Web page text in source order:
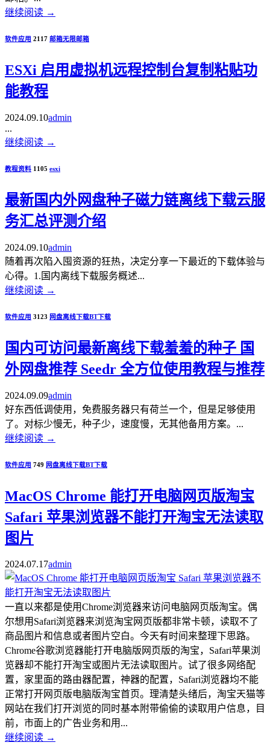
继续阅读 →
软件应用 2117 邮箱无限邮箱
ESXi 启用虚拟机远程控制台复制粘贴功
能教程
2024.09.10admin
...
继续阅读 →
教程资料 1105 esxi
最新国内外网盘种子磁力链离线下载云服
务汇总评测介绍
2024.09.10admin
随着再次陷入囤资源的狂热，决定分享一下最近的下载体验与
心得。1.国内离线下载服务概述...
继续阅读 →
软件应用 3123 网盘离线下载BT下载
国内可访问最新离线下载羞羞的种子 国
外网盘推荐 Seedr 全方位使用教程与推荐
2024.09.09admin
好东西低调使用，免费服务器只有荷兰一个，但是足够使用
了。对标少慢无，种子少，速度慢，无其他备用方案。...
继续阅读 →
软件应用 749 网盘离线下载BT下载
MacOS Chrome 能打开电脑网页版淘宝
Safari 苹果浏览器不能打开淘宝无法读取
图片
2024.07.17admin
一直以来都是使用Chrome浏览器来访问电脑网页版淘宝。偶
尔想用Safari浏览器来浏览淘宝网页版都非常卡顿，读取不了
商品图片和信息或者图片空白。今天有时间来整理下思路。
Chrome谷歌浏览器能打开电脑版网页版的淘宝，Safari苹果浏
览器却不能打开淘宝或图片无法读取图片。试了很多网络配
置，家里面的路由器配置，神器的配置，Safari浏览器均不能
正常打开网页版电脑版淘宝首页。理清楚头绪后，淘宝天猫等
网站在我们打开浏览的同时基本附带偷偷的读取用户信息，目
前，市面上的广告业务和用...
继续阅读 →